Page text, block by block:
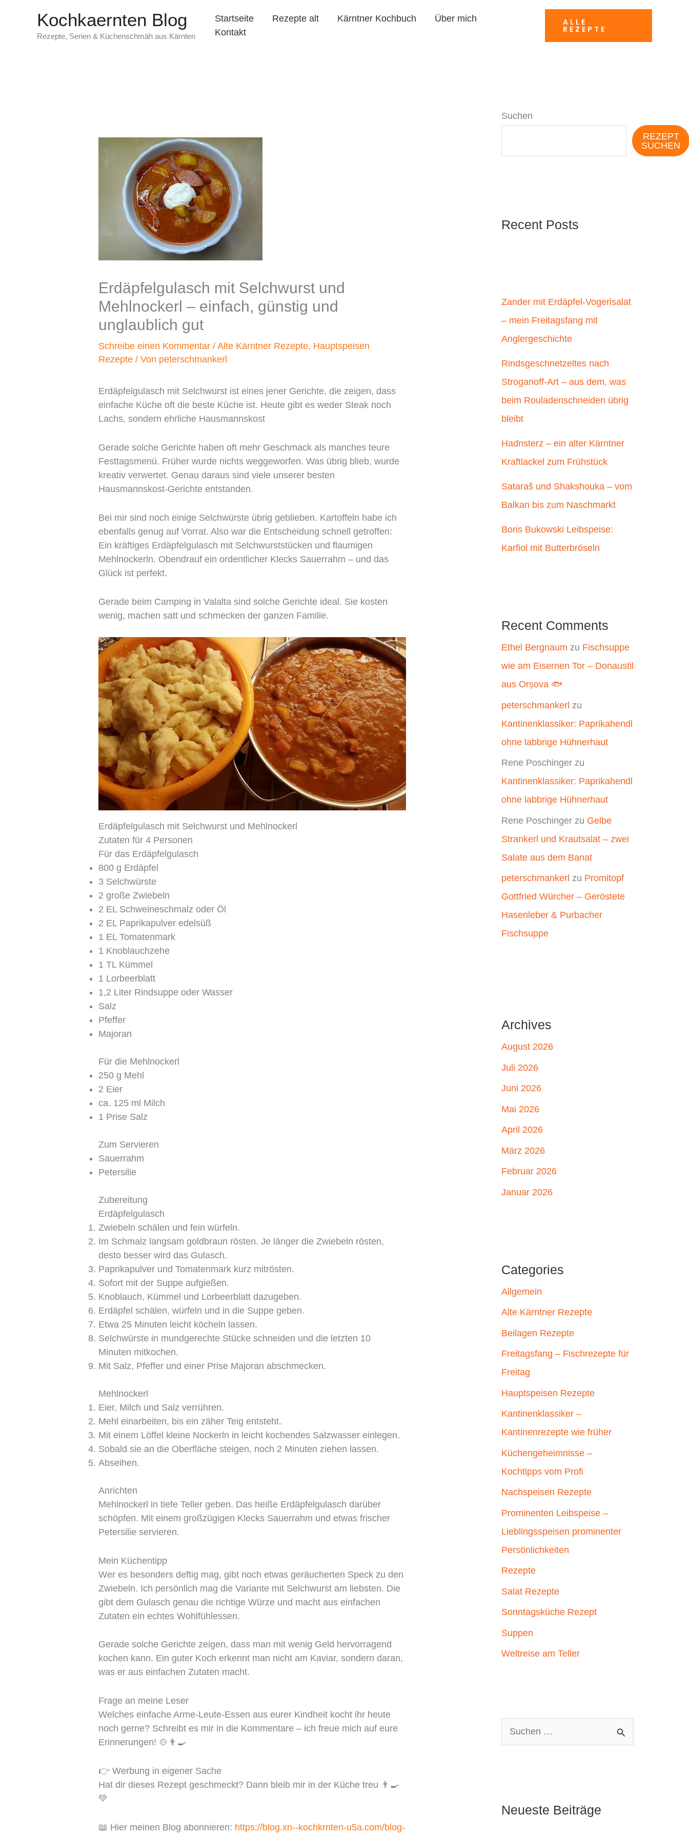
Kochkaernten Blog
Rezepte, Serien & Küchenschmäh aus Kärnten
Startseite Rezepte alt Kärntner Kochbuch
Über mich
Kontakt
ALLE
REZEPTE
Erdäpfelgulasch mit Selchwurst und
Mehlnockerl – einfach, günstig und
unglaublich gut
Schreibe einen Kommentar /Alte Kärntner Rezepte, Hauptspeisen
Rezepte / Von peterschmankerl
Erdäpfelgulasch mit Selchwurst ist eines jener Gerichte, die zeigen, dass
einfache Küche oft die beste Küche ist. Heute gibt es weder Steak noch
Lachs, sondern ehrliche Hausmannskost
Gerade solche Gerichte haben oft mehr Geschmack als manches teure
Festtagsmenü. Früher wurde nichts weggeworfen. Was übrig blieb, wurde
kreativ verwertet. Genau daraus sind viele unserer besten
Hausmannskost-Gerichte entstanden.
Bei mir sind noch einige Selchwürste übrig geblieben. Kartoffeln habe ich
ebenfalls genug auf Vorrat. Also war die Entscheidung schnell getroffen:
Ein kräftiges Erdäpfelgulasch mit Selchwurststücken und flaumigen
Mehlnockerln. Obendrauf ein ordentlicher Klecks Sauerrahm – und das
Glück ist perfekt.
Gerade beim Camping in Valalta sind solche Gerichte ideal. Sie kosten
wenig, machen satt und schmecken der ganzen Familie.
Erdäpfelgulasch mit Selchwurst und Mehlnockerl
Zutaten für 4 Personen
Für das Erdäpfelgulasch
800 g Erdäpfel
3 Selchwürste
2 große Zwiebeln
2 EL Schweineschmalz oder Öl
2 EL Paprikapulver edelsüß
1 EL Tomatenmark
1 Knoblauchzehe
1 TL Kümmel
1 Lorbeerblatt
1,2 Liter Rindsuppe oder Wasser
Salz
Pfeffer
Majoran
Für die Mehlnockerl
250 g Mehl
2 Eier
ca. 125 ml Milch
1 Prise Salz
Zum Servieren
Sauerrahm
Petersilie
Zubereitung
Erdäpfelgulasch
Zwiebeln schälen und fein würfeln.
Im Schmalz langsam goldbraun rösten. Je länger die Zwiebeln rösten,
desto besser wird das Gulasch.
Paprikapulver und Tomatenmark kurz mitrösten.
Sofort mit der Suppe aufgießen.
Knoblauch, Kümmel und Lorbeerblatt dazugeben.
Erdäpfel schälen, würfeln und in die Suppe geben.
Etwa 25 Minuten leicht köcheln lassen.
Selchwürste in mundgerechte Stücke schneiden und die letzten 10
Minuten mitkochen.
Mit Salz, Pfeffer und einer Prise Majoran abschmecken.
Mehlnockerl
Eier, Milch und Salz verrühren.
Mehl einarbeiten, bis ein zäher Teig entsteht.
Mit einem Löffel kleine Nockerln in leicht kochendes Salzwasser einlegen.
Sobald sie an die Oberfläche steigen, noch 2 Minuten ziehen lassen.
Abseihen.
Anrichten
Mehlnockerl in tiefe Teller geben. Das heiße Erdäpfelgulasch darüber
schöpfen. Mit einem großzügigen Klecks Sauerrahm und etwas frischer
Petersilie servieren.
Mein Küchentipp
Wer es besonders deftig mag, gibt noch etwas geräucherten Speck zu den
Zwiebeln. Ich persönlich mag die Variante mit Selchwurst am liebsten. Die
gibt dem Gulasch genau die richtige Würze und macht aus einfachen
Zutaten ein echtes Wohlfühlessen.
Gerade solche Gerichte zeigen, dass man mit wenig Geld hervorragend
kochen kann. Ein guter Koch erkennt man nicht am Kaviar, sondern daran,
was er aus einfachen Zutaten macht.
Frage an meine Leser
Welches einfache Arme-Leute-Essen aus eurer Kindheit kocht ihr heute
noch gerne? Schreibt es mir in die Kommentare – ich freue mich auf eure
Erinnerungen! 🍲👨‍🍳
👉 Werbung in eigener Sache
Hat dir dieses Rezept geschmeckt? Dann bleib mir in der Küche treu 👨‍🍳
💚
📖 Hier meinen Blog abonnieren: https://blog.xn--kochkrnten-u5a.com/blog-
Suchen
REZEPT
SUCHEN
Recent Posts
Zander mit Erdäpfel-Vogerlsalat
– mein Freitagsfang mit
Anglergeschichte
Rindsgeschnetzeltes nach
Stroganoff-Art – aus dem, was
beim Rouladenschneiden übrig
bleibt
Hadnsterz – ein alter Kärntner
Kraftlackel zum Frühstück
Sataraš und Shakshouka – vom
Balkan bis zum Naschmarkt
Boris Bukowski Leibspeise:
Karfiol mit Butterbröseln
Recent Comments
Ethel Bergnaum zu Fischsuppe
wie am Eisernen Tor – Donaustil
aus Orșova 🐟
peterschmankerl zu
Kantinenklassiker: Paprikahendl
ohne labbrige Hühnerhaut
Rene Poschinger zu
Kantinenklassiker: Paprikahendl
ohne labbrige Hühnerhaut
Rene Poschinger zu Gelbe
Strankerl und Krautsalat – zwei
Salate aus dem Banat
peterschmankerl zu Promitopf
Gottfried Würcher – Geröstete
Hasenleber & Purbacher
Fischsuppe
Archives
August 2026
Juli 2026
Juni 2026
Mai 2026
April 2026
März 2026
Februar 2026
Januar 2026
Categories
Allgemein
Alte Kärntner Rezepte
Beilagen Rezepte
Freitagsfang – Fischrezepte für
Freitag
Hauptspeisen Rezepte
Kantinenklassiker –
Kantinenrezepte wie früher
Küchengeheimnisse –
Kochtipps vom Profi
Nachspeisen Rezepte
Prominenten Leibspeise –
Lieblingsspeisen prominenter
Persönlichkeiten
Rezepte
Salat Rezepte
Sonntagsküche Rezept
Suppen
Weltreise am Teller
u
Neueste Beiträge